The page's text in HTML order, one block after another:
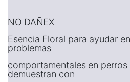
NO DAÑEX
Esencia Floral para ayudar
problemas
comportamentales en
demuestran con